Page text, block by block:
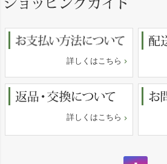
詳しくはこちら
詳しくはこちら